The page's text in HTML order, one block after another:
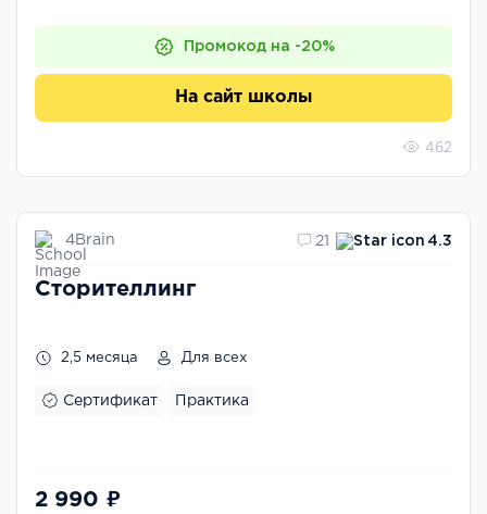
Промокод на -20%
На сайт школы
462
4Brain 21 4.3
Сторителлинг
2,5 месяца Для всех
Сертификат Практика
2 990 ₽